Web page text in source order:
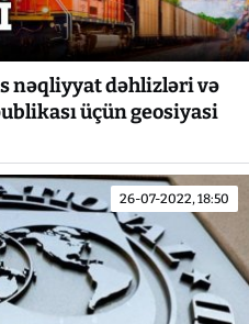
nəqliyyat dəhlizləri və
üçün geosiyasi
26-07-2022, 18:50